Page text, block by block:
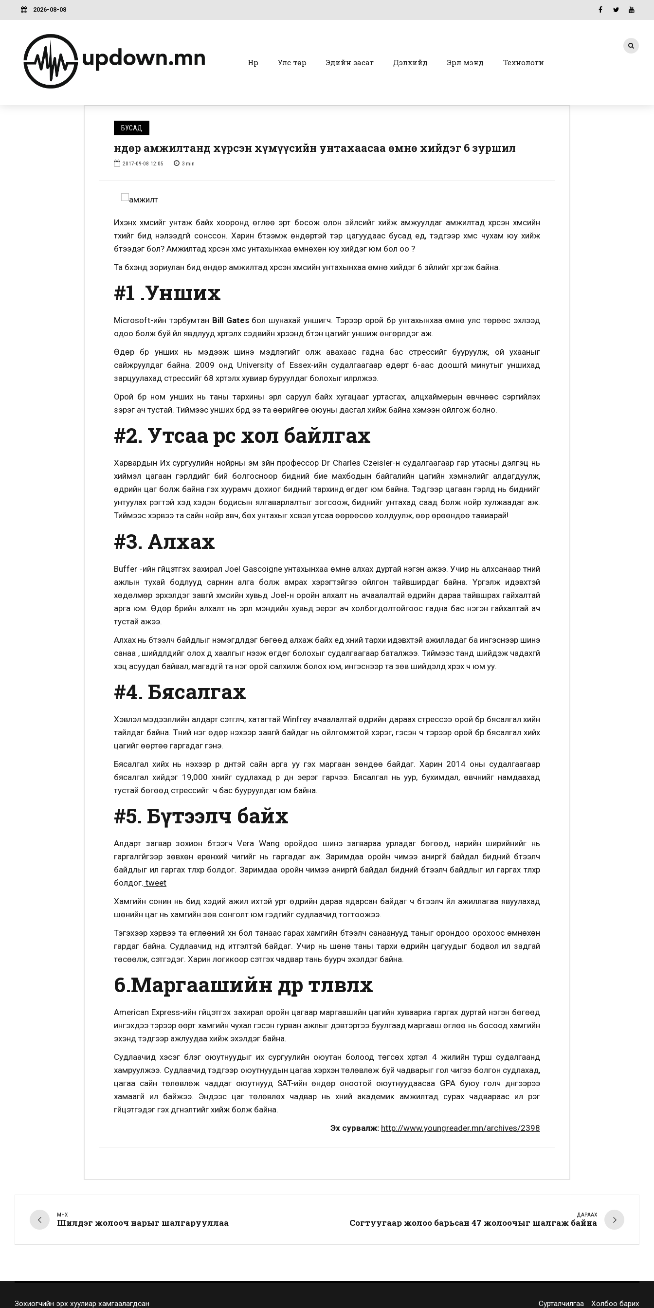
2026-08-08
Нүүр Улс төр Эдийн засаг Дэлхийд Эрүүл мэнд Технологи
БУСАД
Өндөр амжилтанд хүрсэн хүмүүсийн унтахаасаа өмнө хийдэг 6 зуршил
2017-09-08 12:05 3 min
Ихэнх хүмүүсийг унтаж байх хооронд өглөө эрт босож олон зүйлсийг хийж амжуулдаг амжилтад хүрсэн хүмүүсийн
түүхийг бид нэлээдгүй сонссон. Харин бүтээмж өндөртэй тэр цагуудаас бусад үед, тэдгээр хүмүүс чухам юу хийж
бүтээдэг бол? Амжилтад хүрсэн хүмүүс унтахынхаа өмнөхөн юу хийдэг юм бол оо ?
Та бүхэнд зориулан бид өндөр амжилтад хүрсэн хүмүүсийн унтахынхаа өмнө хийдэг 6 зүйлийг хүргэж байна.
#1 .Унших
Microsoft-ийн тэрбумтан Bill Gatesбол шунахай уншигч. Тэрээр орой бүр унтахынхаа өмнө улс төрөөс эхлээд
одоо болж буй үйл явдлууд хүртэлх сэдвийн хүрээнд бүтэн цагийг уншиж өнгөрүүлдэг аж.
Өдөр бүр унших нь мэдээж шинэ мэдлэгийг олж авахаас гадна бас стрессийг бууруулж, ой ухааныг
сайжруулдаг байна. 2009 онд University of Essex-ийн судалгаагаар өдөрт 6-аас доошгүй минутыг уншихад
зарцуулахад стрессийг 68 хүртэлх хувиар буруулдаг болохыг илрүүлжээ.
Орой бүр ном унших нь таны тархины эрүүл саруул байх хугацааг уртасгах, алцхаймерын өвчнөөс сэргийлэх
зэрэг ач тустай. Тиймээс унших бүрд ээ та өөрийгөө оюуны дасгал хийж байна хэмээн ойлгож болно.
#2. Утсаа өөрөөсөө хол байлгах
Харвардын Их сургуулийн нойрны эм зүйн профессор Dr Charles Czeisler-н судалгаагаар гар утасны дэлгэц нь
хиймэл цагаан гэрлүүдийг бий болгосноор бидний бие махбодын байгалийн цагийн хэмнэлийг алдагдуулж,
өдрийн цаг болж байна гэх хуурамч дохиог бидний тархинд өгдөг юм байна. Тэдгээр цагаан гэрлүүд нь биднийг
унтуулах үүрэгтэй хэд хэдэн бодисын ялгаварлалтыг зогсоож, биднийг унтахад саад болж нойр хулжаадаг аж.
Тиймээс хэрвээ та сайн нойр авч, бөх унтахыг хүсвэл утсаа өөрөөсөө холдуулж, өөр өрөөндөө тавиарай!
#3. Алхах
Buffer -ийн гүйцэтгэх захирал Joel Gascoigne унтахынхаа өмнө алхах дуртай нэгэн ажээ. Учир нь алхсанаар түүний
ажлын тухай бодлууд сарнин алга болж амрах хэрэгтэйгээ ойлгон тайвширдаг байна. Үргэлж идэвхтэй
хөдөлмөр эрхэлдэг завгүй хүмүүсийн хувьд Joel-н оройн алхалт нь ачаалалтай өдрийн дараа тайвшрах гайхалтай
арга юм. Өдөр бүрийн алхалт нь эрүүл мэндийн хувьд эерэг ач холбогдолтойгоос гадна бас нэгэн гайхалтай ач
тустай ажээ.
Алхах нь бүтээлч байдлыг нэмэгдүүлдэг бөгөөд алхаж байх үед хүний тархи идэвхтэй ажилладаг ба ингэснээр шинэ
санаа , шийдлүүдийг олох үүд хаалгыг нээж өгдөг болохыг судалгаагаар баталжээ. Тиймээс танд шийдэж чадахгүй
хэцүү асуудал байвал, магадгүй та нэг орой салхилж болох юм, ингэснээр та зөв шийдэлд хүрэх ч юм уу.
#4. Бясалгах
Хэвлэл мэдээллийн алдарт сэтгүүлч, хатагтай Winfrey ачаалалтай өдрийн дараах стрессээ орой бүр бясалгал хийн
тайлдаг байна. Түүний нэг өдөр үнэхээр завгүй байдаг нь ойлгомжтой хэрэг, гэсэн ч тэрээр орой бүр бясалгал хийх
цагийг өөртөө гаргадаг гэнэ.
Бясалгал хийх нь үнэхээр үр дүнтэй сайн арга уу гэх маргаан зөндөө байдаг. Харин 2014 оны судалгаагаар
бясалгал хийдэг 19,000 хүнийг судлахад үр дүн эерэг гарчээ. Бясалгал нь уур, бухимдал, өвчнийг намдаахад
тустай бөгөөд стрессийг ч бас бууруулдаг юм байна.
#5. Бүтээлч байх
Алдарт загвар зохион бүтээгч Vera Wang оройдоо шинэ загвараа урладаг бөгөөд, нарийн ширийнийг нь
гаргалгүйгээр зөвхөн ерөнхий чигийг нь гаргадаг аж. Заримдаа оройн чимээ аниргүй байдал бидний бүтээлч
байдлыг ил гаргах түлхүүр болдог. Заримдаа оройн чимээ аниргүй байдал бидний бүтээлч байдлыг ил гаргах түлхүүр
болдог. tweet
Хамгийн сонин нь бид хэдий ажил ихтэй урт өдрийн дараа ядарсан байдаг ч бүтээлч үйл ажиллагаа явуулахад
шөнийн цаг нь хамгийн зөв сонголт юм гэдгийг судлаачид тогтоожээ.
Тэгэхээр хэрвээ та өглөөний хүн бол танаас гарах хамгийн бүтээлч санаанууд таныг орондоо орохоос өмнөхөн
гардаг байна. Судлаачид үүнд итгэлтэй байдаг. Учир нь шөнө таны тархи өдрийн цагуудыг бодвол илүү задгай
төсөөлж, сэтгэдэг. Харин логикоор сэтгэх чадвар тань буурч эхэлдэг байна.
6.Маргаашийн өдрөө төлөвлөх
American Express-ийн гүйцэтгэх захирал оройн цагаар маргаашийн цагийн хуваариа гаргах дуртай нэгэн бөгөөд
ингэхдээ тэрээр өөрт хамгийн чухал гэсэн гурван ажлыг дэвтэртээ буулгаад маргааш өглөө нь босоод хамгийн
эхэнд тэдгээр ажлуудаа хийж эхэлдэг байна.
Судлаачид хэсэг бүлэг оюутнуудыг их сургуулийн оюутан болоод төгсөх хүртэл 4 жилийн турш судалгаанд
хамруулжээ. Судлаачид тэдгээр оюутнуудын цагаа хэрхэн төлөвлөж буй чадварыг гол чигээ болгон судлахад,
цагаа сайн төлөвлөж чаддаг оюутнууд SAT-ийн өндөр оноотой оюутнуудаасаа GPA буюу голч дүнгээрээ
хамаагүй илүү байжээ. Эндээс цаг төлөвлөх чадвар нь хүний академик амжилтад сурах чадвараас илүү үүрэг
гүйцэтгэдэг гэх дүгнэлтийг хийж болж байна.
Эх сурвалж: http://www.youngreader.mn/archives/2398
ӨМНӨХ
Шилдэг жолооч нарыг шалгарууллаа
ДАРААХ
Согтуугаар жолоо барьсан 47 жолоочыг шалгаж байна
Зохиогчийн эрх хуулиар хамгаалагдсан Сурталчилгаа Холбоо барих